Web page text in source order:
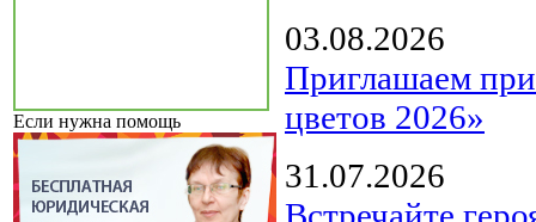
Если нужна помощь
03.08.2026
Приглашаем
цветов 2026»
31.07.2026